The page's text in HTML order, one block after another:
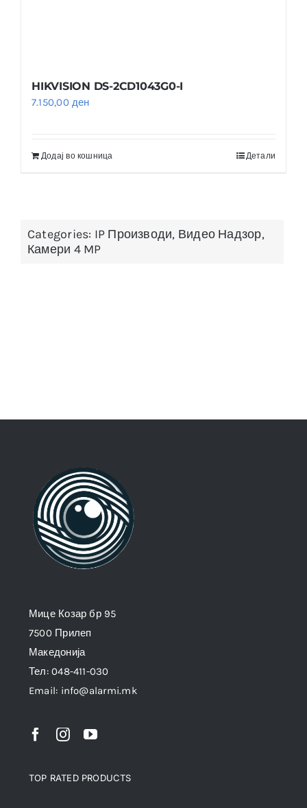
HIKVISION DS-2CD1043G0-I
7.150,00ден
Додај во кошница Детали
Categories: IP Производи, Видео Надзор,
Камери 4 MP
Мице Козар бр 95
7500 Прилеп
Македонија
Тел: 048-411-030
Email: info@alarmi.mk
TOP RATED PRODUCTS